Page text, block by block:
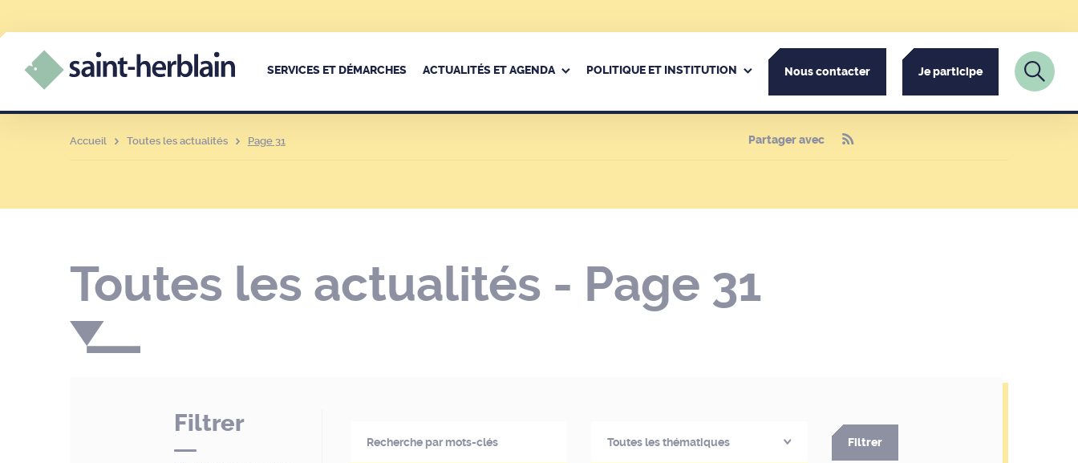
SERVICES ET DÉMARCHES ACTUALITÉS ET AGENDA POLITIQUE ET INSTITUTION Nous contacter Je participe
Accueil Toutes les actualités Page 31 Partager avec
Toutes les actualités - Page 31
Filtrer
Toutes les thématiques Filtrer